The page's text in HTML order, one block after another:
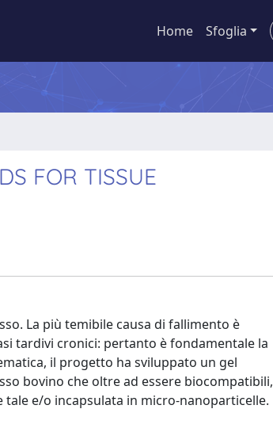
Home Sfoglia
FOR TISSUE
La più temibile causa di fallimento è
tardivi cronici: pertanto è fondamentale la
il progetto ha sviluppato un gel
bovino che oltre ad essere biocompatibili,
tale e/o incapsulata in micro-nanoparticelle.